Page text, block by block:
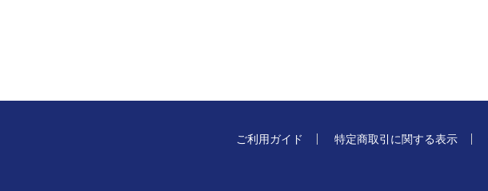
ご利用ガイド 特定商取引に関する表示